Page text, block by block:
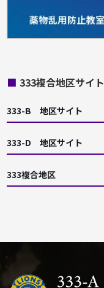
■ 333複合地区サイト
333-B 地区サイト
333-D 地区サイト
333複合地区